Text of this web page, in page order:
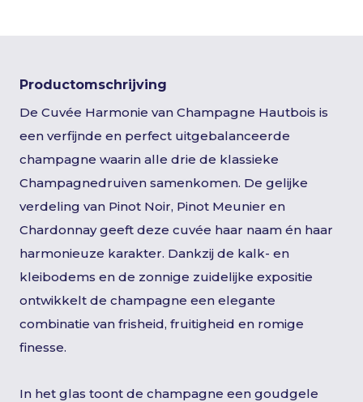
Productomschrijving
De Cuvée Harmonie van Champagne Hautbois is
een verfijnde en perfect uitgebalanceerde
champagne waarin alle drie de klassieke
Champagnedruiven samenkomen. De gelijke
verdeling van Pinot Noir, Pinot Meunier en
Chardonnay geeft deze cuvée haar naam én haar
harmonieuze karakter. Dankzij de kalk- en
kleibodems en de zonnige zuidelijke expositie
ontwikkelt de champagne een elegante
combinatie van frisheid, fruitigheid en romige
finesse.
In het glas toont de champagne een goudgele